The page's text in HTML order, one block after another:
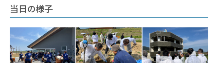
当日の様子